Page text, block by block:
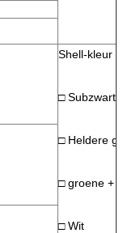
Shell-kleur
□ Subzwarte
□ Heldere
□ groene +
□ Wit